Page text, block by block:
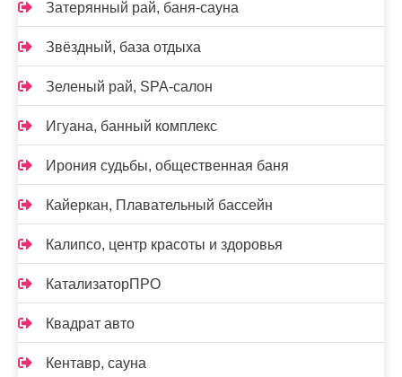
Затерянный рай, баня-сауна
Звёздный, база отдыха
Зеленый рай, SPA-салон
Игуана, банный комплекс
Ирония судьбы, общественная баня
Кайеркан, Плавательный бассейн
Калипсо, центр красоты и здоровья
КатализаторПРО
Квадрат авто
Кентавр, сауна